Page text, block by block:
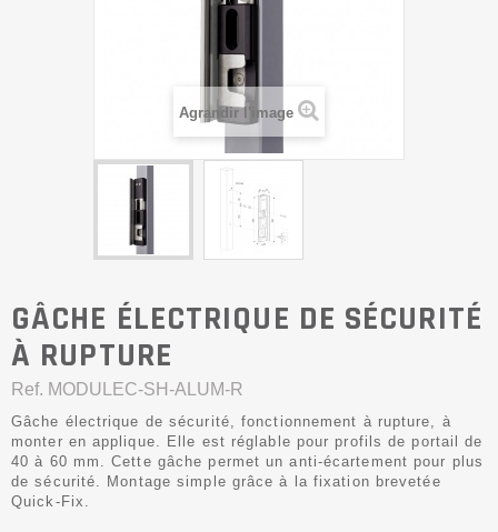
Agrandir l'image
GÂCHE ÉLECTRIQUE DE SÉCURITÉ
À RUPTURE
Ref. MODULEC-SH-ALUM-R
Gâche électrique de sécurité, fonctionnement à rupture, à
monter en applique. Elle est réglable pour profils de portail de
40 à 60 mm. Cette gâche permet un anti-écartement pour plus
de sécurité. Montage simple grâce à la fixation brevetée
Quick-Fix.